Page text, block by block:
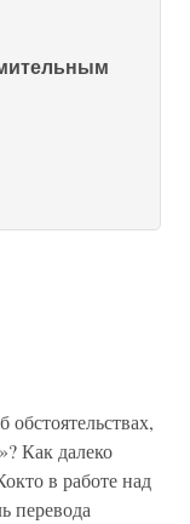
Как далеко
в работе над
перевода